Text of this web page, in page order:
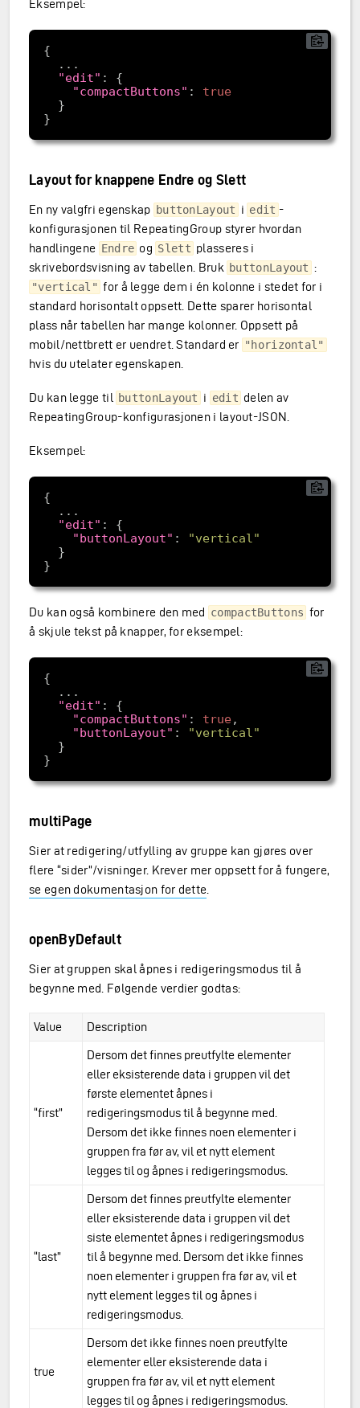
Eksempel:
"edit"
"compactButtons" : true
Layout for knappene Endre og Slett
En ny valgfri egenskap buttonLayout i edit -
konfigurasjonen til RepeatingGroup styrer hvordan
handlingene Endre og Slett plasseres i
skrivebordsvisning av tabellen. Bruk buttonLayout :
"vertical" for å legge dem i én kolonne i stedet for i
standard horisontalt oppsett. Dette sparer horisontal
plass når tabellen har mange kolonner. Oppsett på
mobil/nettbrett er uendret. Standard er "horizontal"
hvis du utelater egenskapen.
Du kan legge til buttonLayout i edit delen av
RepeatingGroup-konfigurasjonen i layout-JSON.
Eksempel:
"edit"
"buttonLayout" :
"vertical"
Du kan også kombinere den med compactButtons for
å skjule tekst på knapper, for eksempel:
"edit"
"compactButtons" : true
"buttonLayout" :
"vertical"
multiPage
Sier at redigering/utfylling av gruppe kan gjøres over
flere “sider”/visninger. Krever mer oppsett for å fungere,
se egen dokumentasjon for dette
openByDefault
Sier at gruppen skal åpnes i redigeringsmodus til å
begynne med. Følgende verdier godtas:
Value Description
“first”
Dersom det finnes preutfylte elementer
eller eksisterende data i gruppen vil det
første elementet åpnes i
redigeringsmodus til å begynne med.
Dersom det ikke finnes noen elementer i
gruppen fra før av, vil et nytt element
legges til og åpnes i redigeringsmodus.
“last”
Dersom det finnes preutfylte elementer
eller eksisterende data i gruppen vil det
siste elementet åpnes i redigeringsmodus
til å begynne med. Dersom det ikke finnes
noen elementer i gruppen fra før av, vil et
nytt element legges til og åpnes i
redigeringsmodus.
true
Dersom det ikke finnes noen preutfylte
elementer eller eksisterende data i
gruppen fra før av, vil et nytt element
legges til og åpnes i redigeringsmodus.